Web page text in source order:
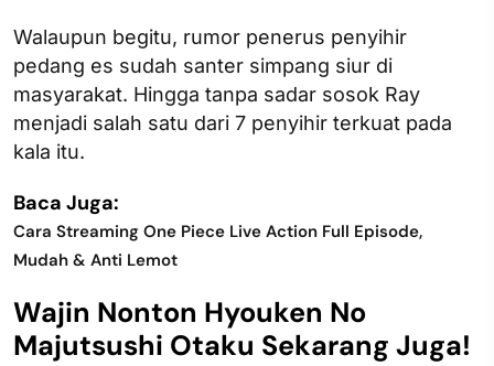
Walaupun begitu, rumor penerus penyihir
pedang es sudah santer simpang siur di
masyarakat. Hingga tanpa sadar sosok Ray
menjadi salah satu dari 7 penyihir terkuat pada
kala itu.
Baca Juga:
Cara Streaming One Piece Live Action Full Episode,
Mudah & Anti Lemot
Wajin Nonton Hyouken No
Majutsushi Otaku Sekarang Juga!